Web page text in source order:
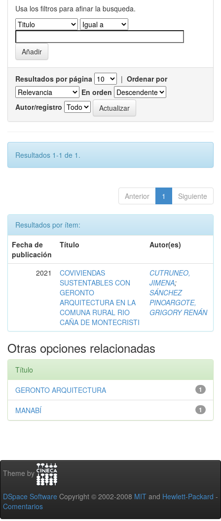
Usa los filtros para afinar la busqueda.
Resultados por página | Ordenar por
En orden
Autor/registro
Resultados 1-1 de 1.
Anterior 1 Siguiente
Resultados por ítem:
Fecha de
publicación
Título Autor(es)
2021
COVIVIENDAS
SUSTENTABLES CON
GERONTO
ARQUITECTURA EN LA
COMUNA RURAL RIO
CAÑA DE MONTECRISTI
CUTRUNEO,
JIMENA;
SÁNCHEZ
PINOARGOTE,
GRIGORY RENÁN
Otras opciones relacionadas
Título
1
GERONTO ARQUITECTURA
1
MANABÍ
Theme by
DSpace Software Copyright © 2002-2008 MIT and Hewlett-Packard -
Comentarios